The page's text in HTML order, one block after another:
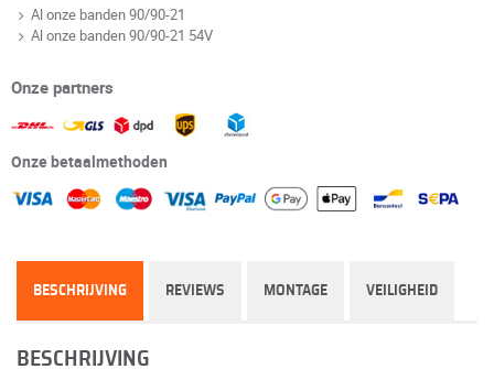
Al onze banden 90/90-21
Al onze banden 90/90-21 54V
Onze partners
Onze betaalmethoden
BESCHRIJVING REVIEWS MONTAGE VEILIGHEID
BESCHRIJVING